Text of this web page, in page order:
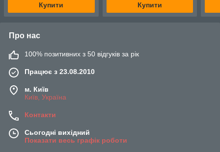
Купити Купити
Про нас
100% позитивних з 50 відгуків за рік
Працює з 23.08.2010
м. Київ
Київ, Україна
Контакти
Сьогодні вихідний
Показати весь графік роботи